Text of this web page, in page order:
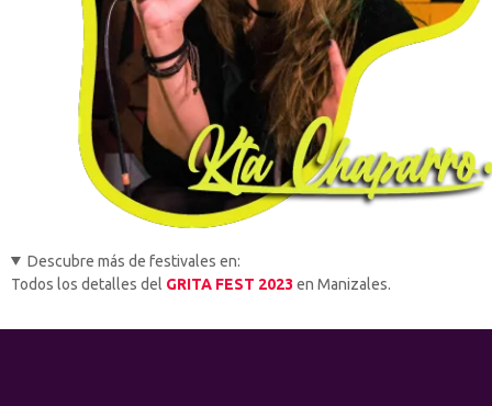
Descubre más de festivales en:
Todos los detalles del GRITA FEST 2023 en Manizales.